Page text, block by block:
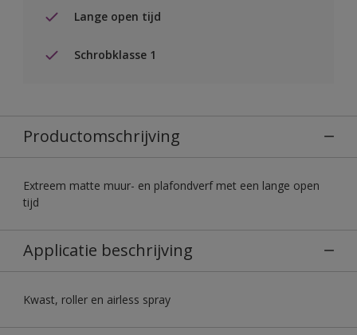
Lange open tijd
Schrobklasse 1
Productomschrijving
Extreem matte muur- en plafondverf met een lange open
tijd
Applicatie beschrijving
Kwast, roller en airless spray